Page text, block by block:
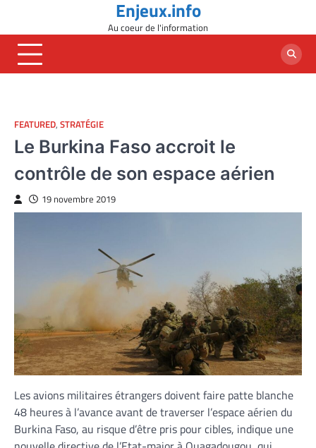
content
Enjeux.info
Au coeur de l'information
FEATURED, STRATÉGIE
Le Burkina Faso accroit le
contrôle de son espace aérien
19 novembre 2019
Les avions militaires étrangers doivent faire patte blanche
48 heures à l’avance avant de traverser l’espace aérien du
Burkina Faso, au risque d’être pris pour cibles, indique une